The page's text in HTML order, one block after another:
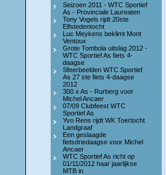
Seizoen 2011 - WTC Sportief
As - Provinciale Laureaten
Tony Vogels rijdt 20ste
Elfstedentocht
Luc Meykens beklimt Mont
Ventoux
Grote Tombola uitslag 2012 -
WTC Sportief As fiets 4-
daagse
Sfeerbeelden WTC Sportief
As 27 ste fiets 4-daagse
2012
300 x As - Rurberg voor
Michel Ancaer
07/09 Clubfeest WTC
Sportief As
Yvo Rens rijdt WK Toertocht
Landgraaf
Een geslaagde
fietsdriedaagse voor Michel
Ancaer
WTC Sportief As richt op
01/11/2012 haar jaarlijkse
MTB in